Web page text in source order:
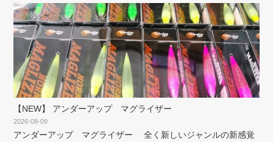
【NEW】 アンダーアップ マグライザー
2026-08-09
アンダーアップ マグライザー 全く新しいジャンルの新感覚